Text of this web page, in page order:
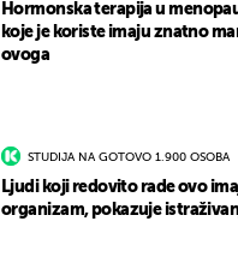
Hormonska terapija u
koje je koriste imaju znatno
ovoga
STUDIJA NA GOTOVO 1.900 OSOBA
Ljudi koji redovito rade ovo
organizam, pokazuje